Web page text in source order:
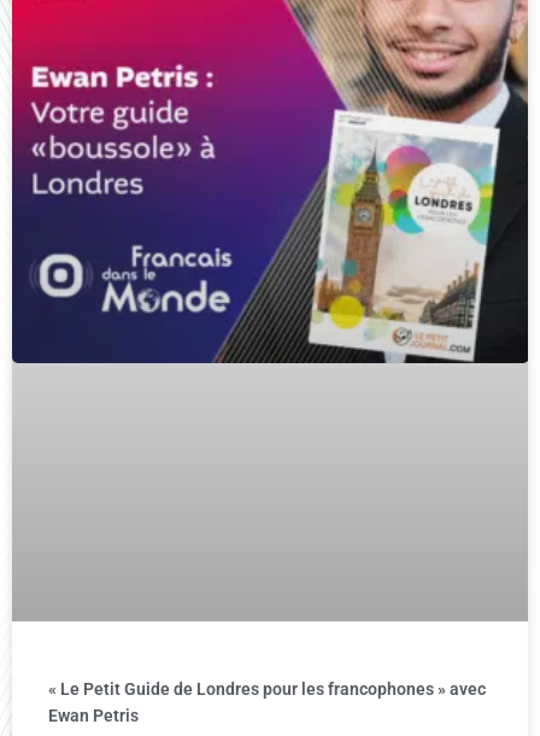
« Le Petit Guide de Londres pour les francophones » avec
Ewan Petris